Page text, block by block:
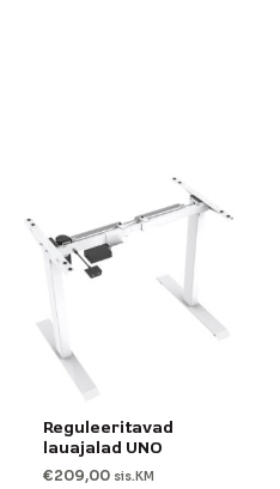
Reguleeritavad
lauajalad UNO
€209,00 sis.KM